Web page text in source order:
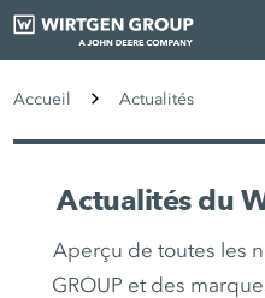
Accueil Actualités
Actualités du
Aperçu de toutes les
GROUP et des